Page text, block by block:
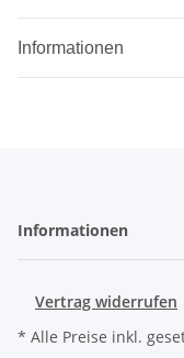
Informationen
Informationen
Vertrag widerrufen
* Alle Preise inkl.